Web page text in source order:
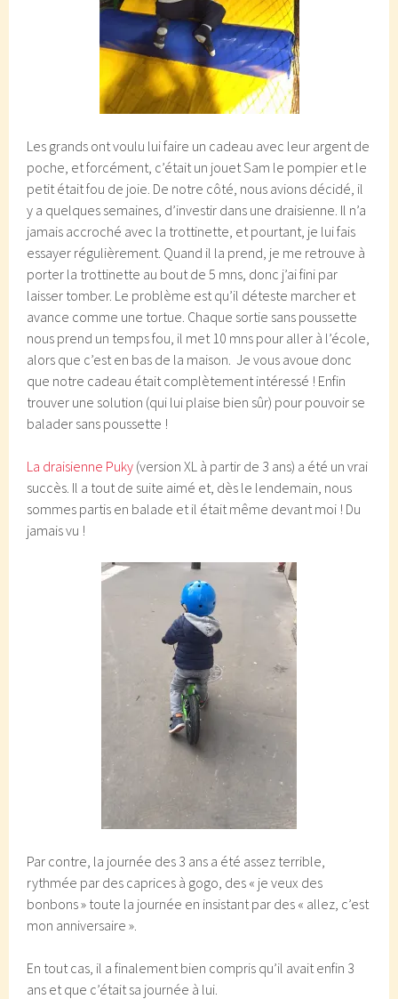
Les grands ont voulu lui faire un cadeau avec leur argent de
poche, et forcément, c’était un jouet Sam le pompier et le
petit était fou de joie. De notre côté, nous avions décidé, il
y a quelques semaines, d’investir dans une draisienne. Il n’a
jamais accroché avec la trottinette, et pourtant, je lui fais
essayer régulièrement. Quand il la prend, je me retrouve à
porter la trottinette au bout de 5 mns, donc j’ai fini par
laisser tomber. Le problème est qu’il déteste marcher et
avance comme une tortue. Chaque sortie sans poussette
nous prend un temps fou, il met 10 mns pour aller à l’école,
alors que c’est en bas de la maison. Je vous avoue donc
que notre cadeau était complètement intéressé ! Enfin
trouver une solution (qui lui plaise bien sûr) pour pouvoir se
balader sans poussette !
La draisienne Puky (version XL à partir de 3 ans) a été un vrai
succès. Il a tout de suite aimé et, dès le lendemain, nous
sommes partis en balade et il était même devant moi ! Du
jamais vu !
Par contre, la journée des 3 ans a été assez terrible,
rythmée par des caprices à gogo, des « je veux des
bonbons » toute la journée en insistant par des « allez, c’est
mon anniversaire ».
En tout cas, il a finalement bien compris qu’il avait enfin 3
ans et que c’était sa journée à lui.